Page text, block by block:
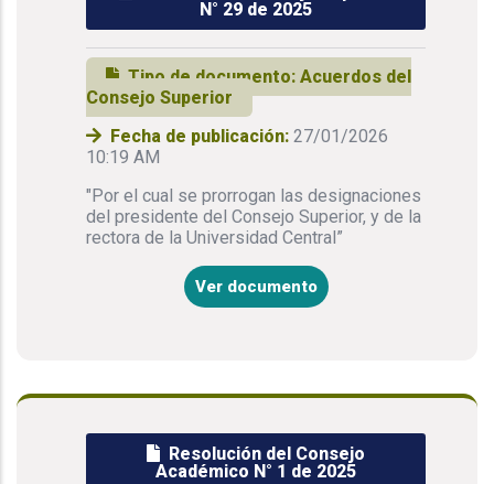
N° 29 de 2025
Tipo de documento: Acuerdos del
Consejo Superior
Fecha de publicación: 27/01/2026
10:19 AM
"Por el cual se prorrogan las designaciones
del presidente del Consejo Superior, y de la
rectora de la Universidad Central”
Ver documento
Resolución del Consejo
Académico N° 1 de 2025